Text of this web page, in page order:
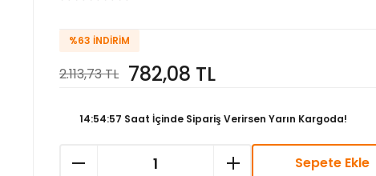
%63 İNDIRIM
2.113,73 TL 782,08 TL
14:54:57 Saat İçinde Sipariş Verirsen Yarın Kargoda!
Sepete Ekle